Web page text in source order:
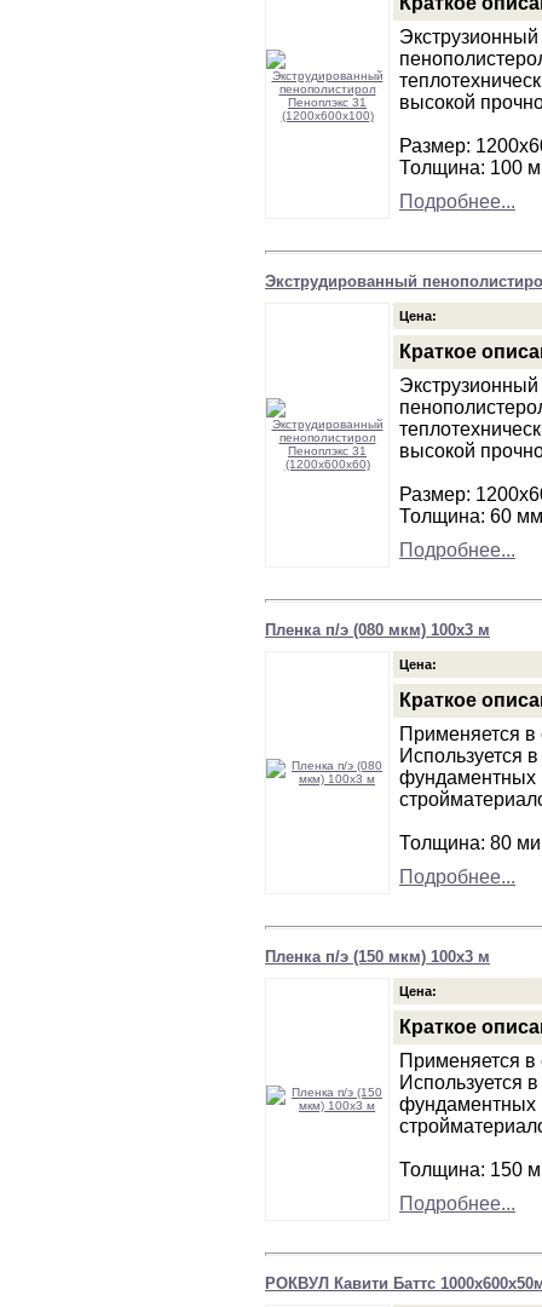
высокой
Размер:
Толщина: 100
Подробнее...
Экструдированный
Цена:
Краткое
высокой
Размер:
Толщина: 60 мм
Подробнее...
Пленка п/э (080 мкм) 100х3 м
Цена:
Краткое
Применяется в
Используется
фундаментных
Толщина: 80
Подробнее...
Пленка п/э (150 мкм) 100х3 м
Цена:
Краткое
Применяется в
Используется
фундаментных
Толщина: 150
Подробнее...
РОКВУЛ Кавити Баттс